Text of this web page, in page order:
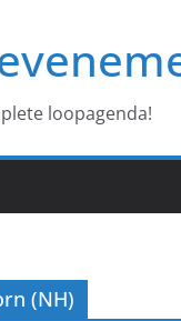
loopagenda!
(NH)